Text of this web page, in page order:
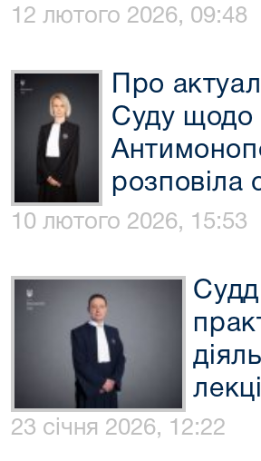
12 лютого 2026, 09:48
Про
Суду щодо
10 лютого 2026, 15:53
23 січня 2026, 12:22